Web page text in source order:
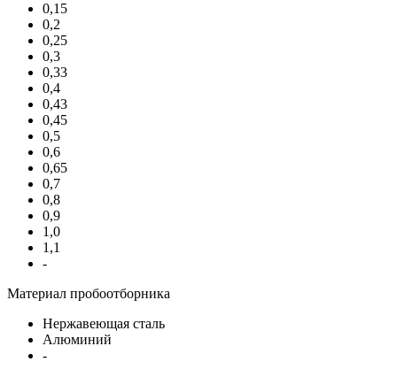
0,15
0,2
0,25
0,3
0,33
0,4
0,43
0,45
0,5
0,6
0,65
0,7
0,8
0,9
1,0
1,1
-
Материал пробоотборника
Нержавеющая сталь
Алюминий
-